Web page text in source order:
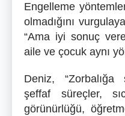
Engelleme
olmadığını
“Ama iyi sonuç
aile ve çocuk aynı
Deniz, “Zorbalığa
şeffaf süreçler,
görünürlüğü,